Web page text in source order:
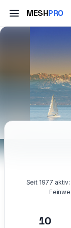
MESHPRO
Seit 1977
10